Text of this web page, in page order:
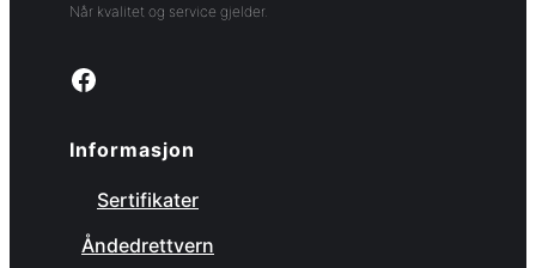
Når kvalitet og service gjelder.
Link to facebook page
Informasjon
Sertifikater
Åndedrettvern